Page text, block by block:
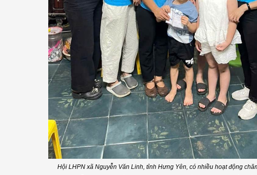
Hội LHPN xã Nguyễn Văn Linh, tỉnh Hưng Yên, có nhiều hoạt động